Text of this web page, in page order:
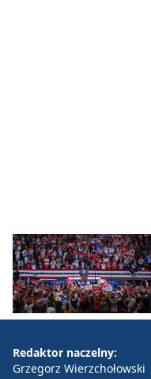
Redaktor naczelny:
Grzegorz Wierzchołowski